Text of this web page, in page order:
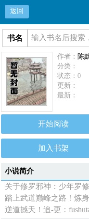
返回
书名
作者： 陈
分类：
状态：0
更新：
最新：
开始阅读
加入书架
小说简介
关于修罗邪神：少年罗
踏上武道巅峰之路！炼
逆道撼天！追-更：